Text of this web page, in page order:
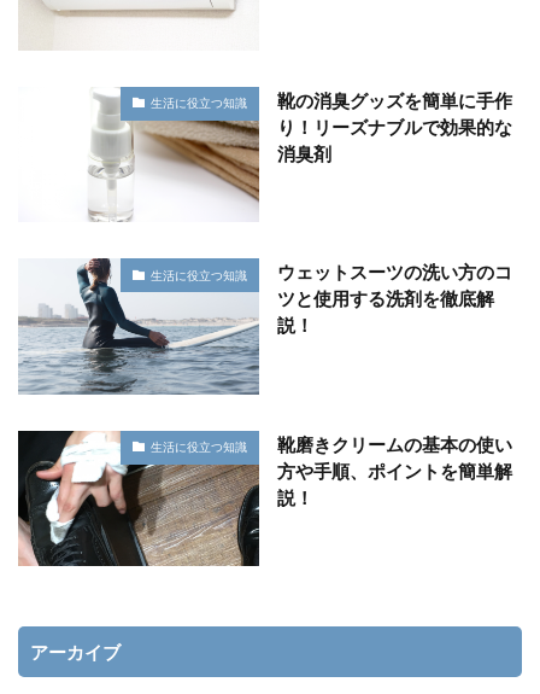
生活に役立つ知識
靴の消臭グッズを簡単に手作
り！リーズナブルで効果的な
消臭剤
生活に役立つ知識
ウェットスーツの洗い方のコ
ツと使用する洗剤を徹底解
説！
生活に役立つ知識
靴磨きクリームの基本の使い
方や手順、ポイントを簡単解
説！
アーカイブ